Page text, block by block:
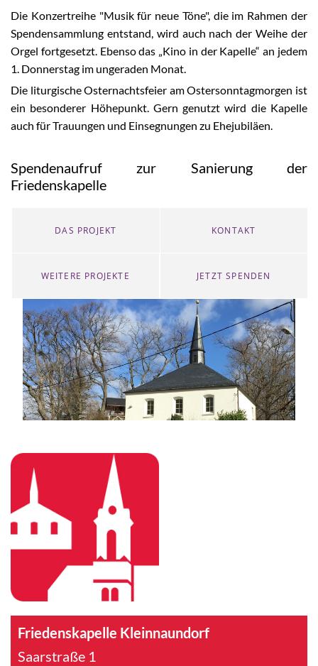
Die Konzertreihe "Musik für neue Töne", die im Rahmen der
Spendensammlung entstand, wird auch nach der Weihe der
Orgel fortgesetzt. Ebenso das „Kino in der Kapelle“ an jedem
1. Donnerstag im ungeraden Monat.
Die liturgische Osternachtsfeier am Ostersonntagmorgen ist
ein besonderer Höhepunkt. Gern genutzt wird die Kapelle
auch für Trauungen und Einsegnungen zu Ehejubiläen.
Spendenaufruf zur Sanierung der
Friedenskapelle
Friedenskapelle Kleinnaundorf
Saarstraße 1